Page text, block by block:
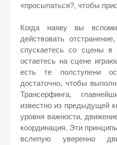
«просыпаться?, чтобы
Когда наяву вы
действовать
спускаетесь со сцены
остаетесь на сцене
есть те полступени
достаточно, чтобы
Трансерфинга,
известно из предыдущей
уровня важности,
координация. Эти
вслепую уверенно